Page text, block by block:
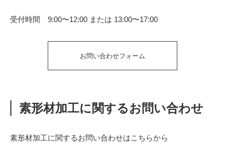
受付時間 9:00〜12:00 または 13:00〜17:00
お問い合わせフォーム
素形材加工に関するお問い合わせ
素形材加工に関するお問い合わせはこちらから